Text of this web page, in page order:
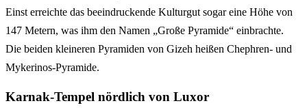
Einst erreichte das beeindruckende Kulturgut sogar eine Höhe von
147 Metern, was ihm den Namen „Große Pyramide“ einbrachte.
Die beiden kleineren Pyramiden von Gizeh heißen Chephren- und
Mykerinos-Pyramide.
Karnak-Tempel nördlich von Luxor